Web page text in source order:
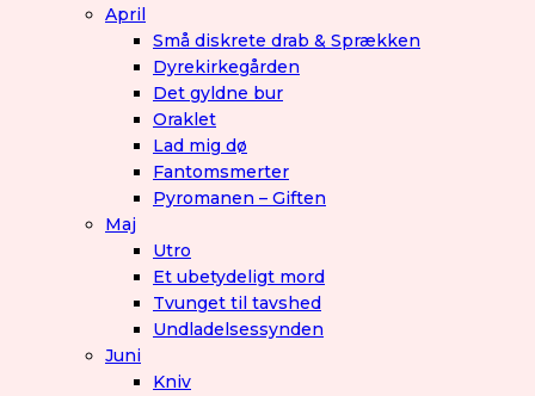
April
Små diskrete drab & Sprækken
Dyrekirkegården
Det gyldne bur
Oraklet
Lad mig dø
Fantomsmerter
Pyromanen – Giften
Maj
Utro
Et ubetydeligt mord
Tvunget til tavshed
Undladelsessynden
Juni
Kniv